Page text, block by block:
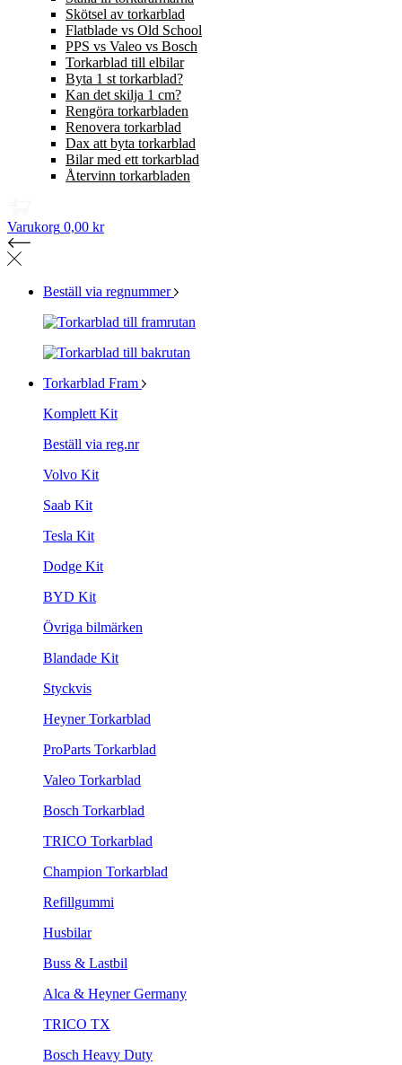
Skötsel av torkarblad
Flatblade vs Old School
PPS vs Valeo vs Bosch
Torkarblad till elbilar
Byta 1 st torkarblad?
Kan det skilja 1 cm?
Rengöra torkarbladen
Renovera torkarblad
Dax att byta torkarblad
Bilar med ett torkarblad
Återvinn torkarbladen
Varukorg 0,00 kr
Beställ via regnummer
Torkarblad Fram
Komplett Kit
Beställ via reg.nr
Volvo Kit
Saab Kit
Tesla Kit
Dodge Kit
BYD Kit
Övriga bilmärken
Blandade Kit
Styckvis
Heyner Torkarblad
ProParts Torkarblad
Valeo Torkarblad
Bosch Torkarblad
TRICO Torkarblad
Champion Torkarblad
Refillgummi
Husbilar
Buss & Lastbil
Alca & Heyner Germany
TRICO TX
Bosch Heavy Duty